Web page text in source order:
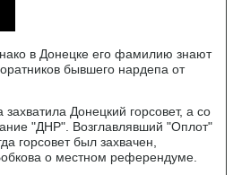
в Донецке его фамилию знают
бывшего нардепа от
Донецкий горсовет, а со
"ДНР". Возглавлявший "Оплот"
горсовет был захвачен,
о местном референдуме.